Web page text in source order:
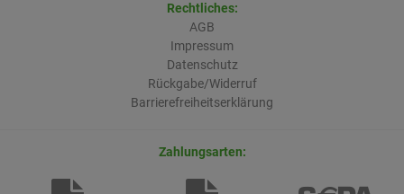
Rechtliches:
AGB
Impressum
Datenschutz
Rückgabe/Widerruf
Barrierefreiheitserklärung
Zahlungsarten: